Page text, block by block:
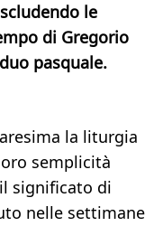
le
di Gregorio
pasquale.
la liturgia
semplicità
significato di
nelle settimane